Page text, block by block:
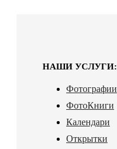
НАШИ УСЛУГИ:
Фотографии
ФотоКниги
Календари
Открытки